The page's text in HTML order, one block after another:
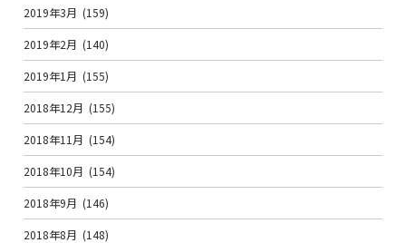
2019年3月 (159)
2019年2月 (140)
2019年1月 (155)
2018年12月 (155)
2018年11月 (154)
2018年10月 (154)
2018年9月 (146)
2018年8月 (148)